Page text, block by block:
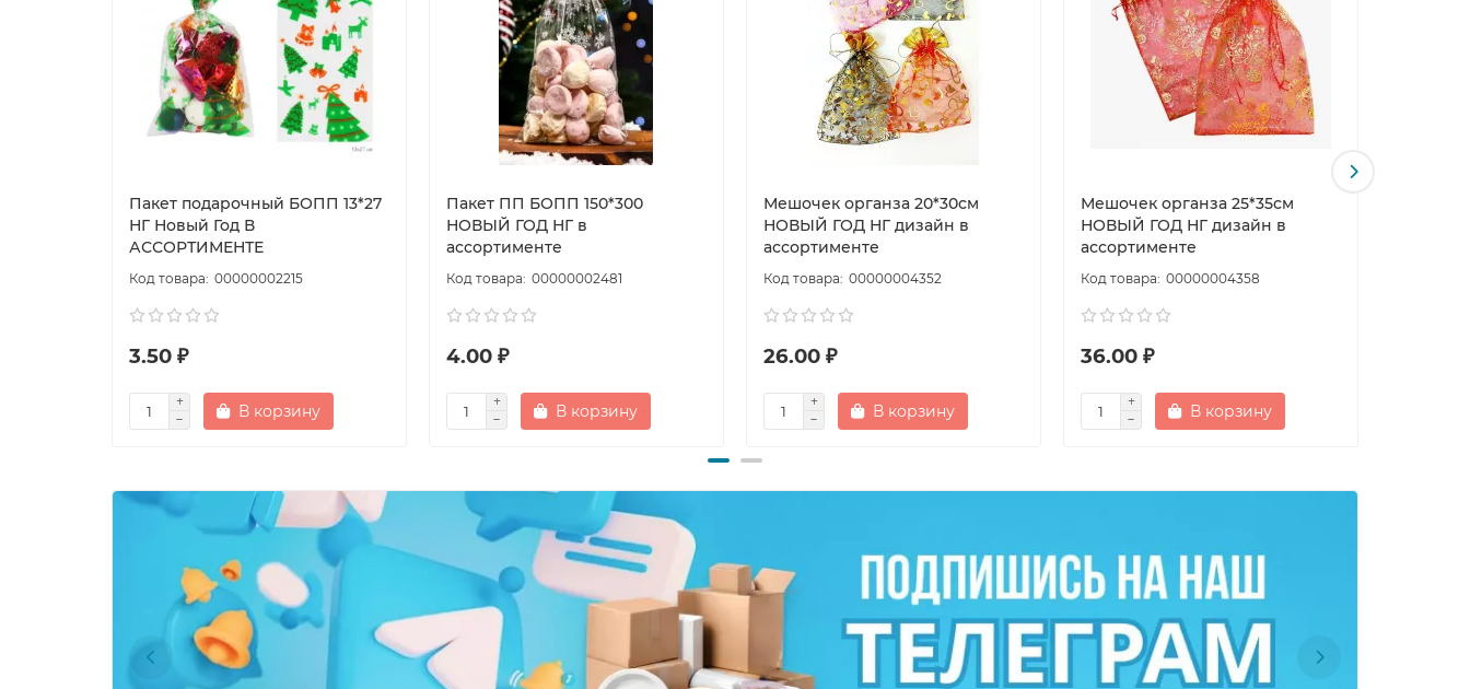
Пакет подарочный БОПП 13*27
НГ Новый Год В
АССОРТИМЕНТЕ
00000002215
3.50 ₽
В корзину
Пакет ПП БОПП 150*300
НОВЫЙ ГОД НГ в
ассортименте
00000002481
4.00 ₽
В корзину
Мешочек органза 20*30см
НОВЫЙ ГОД НГ дизайн в
ассортименте
00000004352
26.00 ₽
В корзину
Мешочек органза 25*35см
НОВЫЙ ГОД НГ дизайн в
ассортименте
00000004358
36.00 ₽
В корзину